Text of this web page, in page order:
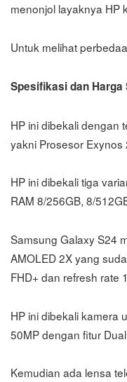
menonjol layaknya HP
Untuk melihat
Spesifikasi dan Harga
HP ini dibekali dengan
yakni Prosesor Exynos
HP ini dibekali tiga
RAM 8/256GB, 8/
Samsung Galaxy S24
AMOLED 2X yang
FHD+ dan refresh rate
HP ini dibekali kamera
50MP dengan fitur
Kemudian ada lensa